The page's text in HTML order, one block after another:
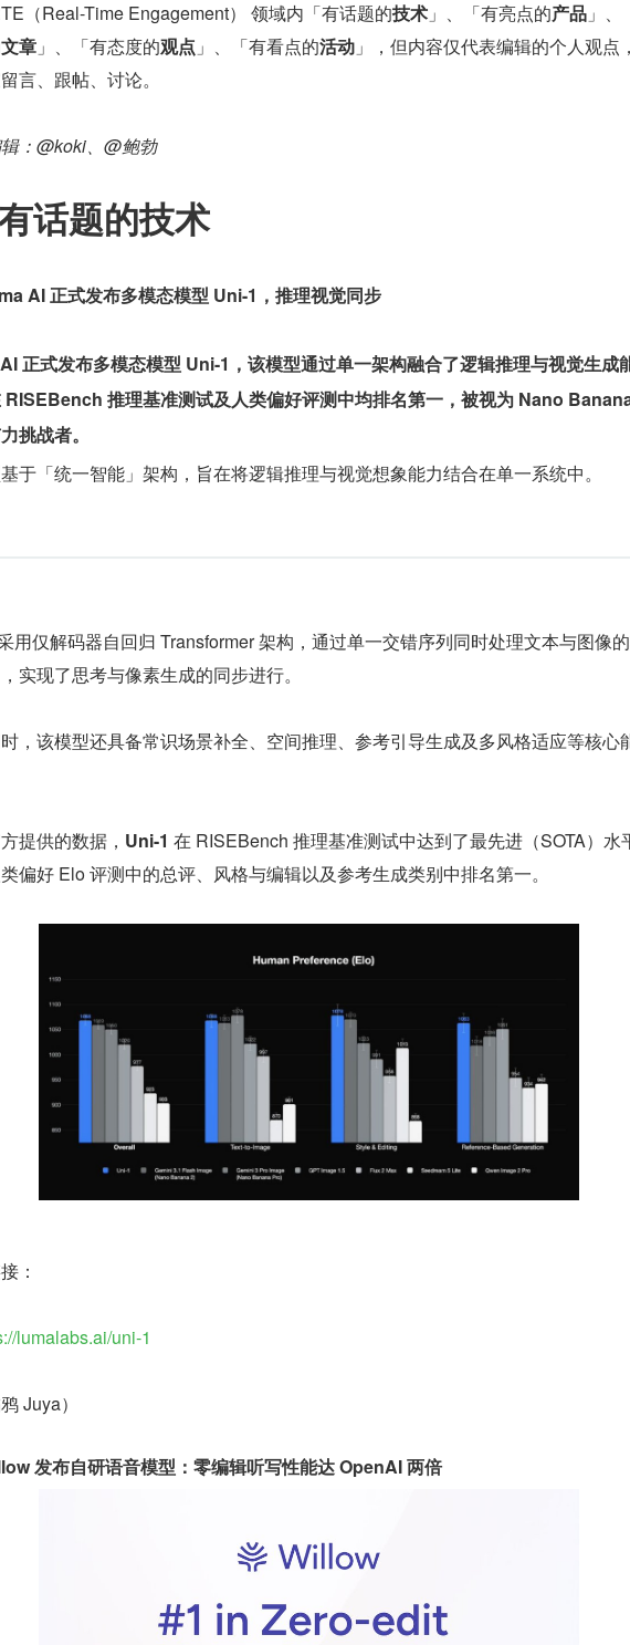
（Real-Time Engagement） 领域内「有话题的技术 」、「有亮点的产品 」
文章 」、「有态度的观点 」、「有看点的活动 」，但内容仅代表编辑的个人观点
言、跟帖、讨论。
：@koki、@鲍勃
话题的技术
AI 正式发布多模态模型 Uni-1，推理视觉同步
正式发布多模态模型 Uni-1，该模型通过单一架构融合了逻辑推理与视觉生成
RISEBench 推理基准测试及人类偏好评测中均排名第一 ，被视为 Nano
挑战者。
于「统一智能」架构，旨在将逻辑推理与视觉想象能力结合在单一系统中。
用仅解码器自回归 Transformer 架构，通过单一交错序列同时处理文本与图像
实现了思考与像素生成的同步进行。
，该模型还具备常识场景补全、空间推理、参考引导生成及多风格适应等核心
提供的数据， Uni-1 在 RISEBench 推理基准测试中达到了最先进（SOTA）水
偏好 Elo 评测中的总评、风格与编辑以及参考生成类别中排名第一。
：
lumalabs.ai/uni-1
Juya）
发布自研语音模型：零编辑听写性能达 OpenAI 两倍